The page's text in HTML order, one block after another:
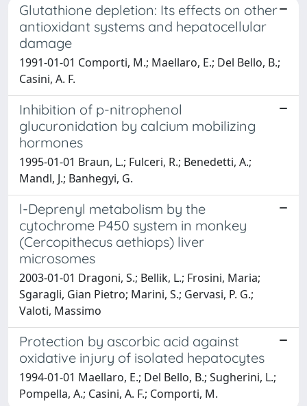
Glutathione depletion: Its effects on other
antioxidant systems and hepatocellular
damage
1991-01-01 Comporti, M.; Maellaro, E.; Del Bello, B.;
Casini, A. F.
Inhibition of p-nitrophenol
glucuronidation by calcium mobilizing
hormones
1995-01-01 Braun, L.; Fulceri, R.; Benedetti, A.;
Mandl, J.; Banhegyi, G.
l-Deprenyl metabolism by the
cytochrome P450 system in monkey
(Cercopithecus aethiops) liver
microsomes
2003-01-01 Dragoni, S.; Bellik, L.; Frosini, Maria;
Sgaragli, Gian Pietro; Marini, S.; Gervasi, P. G.;
Valoti, Massimo
Protection by ascorbic acid against
oxidative injury of isolated hepatocytes
1994-01-01 Maellaro, E.; Del Bello, B.; Sugherini, L.;
Pompella, A.; Casini, A. F.; Comporti, M.